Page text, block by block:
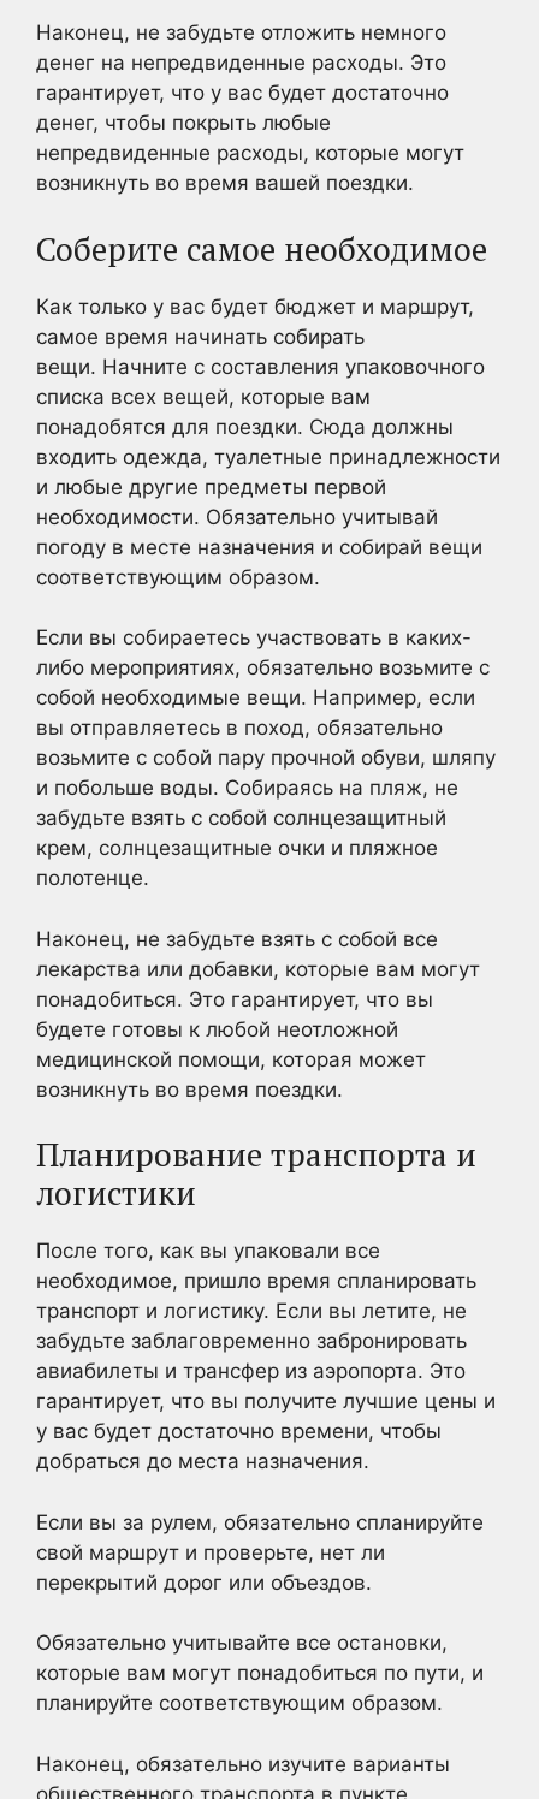
Наконец, не забудьте отложить немного
денег на непредвиденные расходы. Это
гарантирует, что у вас будет достаточно
денег, чтобы покрыть любые
непредвиденные расходы, которые могут
возникнуть во время вашей поездки.
Соберите самое необходимое
Как только у вас будет бюджет и маршрут,
самое время начинать собирать
вещи. Начните с составления упаковочного
списка всех вещей, которые вам
понадобятся для поездки. Сюда должны
входить одежда, туалетные принадлежности
и любые другие предметы первой
необходимости. Обязательно учитывай
погоду в месте назначения и собирай вещи
соответствующим образом.
Если вы собираетесь участвовать в каких-
либо мероприятиях, обязательно возьмите с
собой необходимые вещи. Например, если
вы отправляетесь в поход, обязательно
возьмите с собой пару прочной обуви, шляпу
и побольше воды. Собираясь на пляж, не
забудьте взять с собой солнцезащитный
крем, солнцезащитные очки и пляжное
полотенце.
Наконец, не забудьте взять с собой все
лекарства или добавки, которые вам могут
понадобиться. Это гарантирует, что вы
будете готовы к любой неотложной
медицинской помощи, которая может
возникнуть во время поездки.
Планирование транспорта и
логистики
После того, как вы упаковали все
необходимое, пришло время спланировать
транспорт и логистику. Если вы летите, не
забудьте заблаговременно забронировать
авиабилеты и трансфер из аэропорта. Это
гарантирует, что вы получите лучшие цены и
у вас будет достаточно времени, чтобы
добраться до места назначения.
Если вы за рулем, обязательно спланируйте
свой маршрут и проверьте, нет ли
перекрытий дорог или объездов.
Обязательно учитывайте все остановки,
которые вам могут понадобиться по пути, и
планируйте соответствующим образом.
Наконец, обязательно изучите варианты
общественного транспорта в пункте